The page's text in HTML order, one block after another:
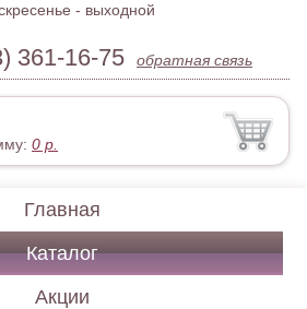
- выходной
361-16-75 обратная связь
0 р.
Главная
Каталог
Акции